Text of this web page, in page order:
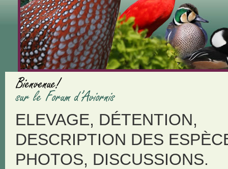
ELEVAGE, DÉTENTION,
DESCRIPTION DES
PHOTOS, DISCUSSIONS.